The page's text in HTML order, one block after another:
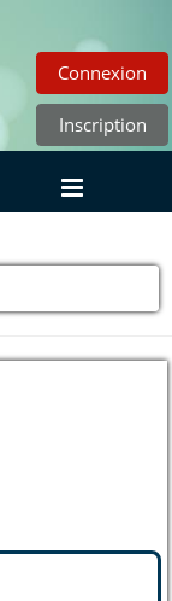
Connexion
Inscription